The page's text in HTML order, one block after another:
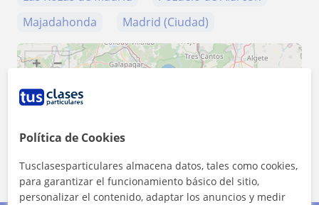
Majadahonda
Madrid (Ciudad)
+ −
20 km
10 mi
Leaflet| ©OpenStreetMapcontributors
Política de Cookies
Tusclasesparticulares almacena datos, tales como cookies,
para garantizar el funcionamiento básico del sitio,
personalizar el contenido, adaptar los anuncios y medir